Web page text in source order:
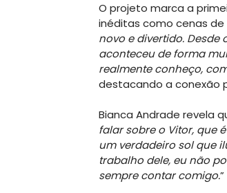
O projeto marca a
inéditas como cenas
novo e divertido. Desde
aconteceu de forma
realmente conheço,
destacando a conexão
Bianca Andrade revela
falar sobre o Vitor, que
um verdadeiro sol que
trabalho dele, eu não
sempre contar comigo.”